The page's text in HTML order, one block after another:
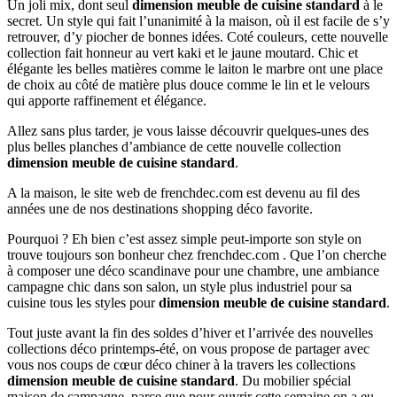
Un joli mix, dont seul dimension meuble de cuisine standard à le
secret. Un style qui fait l’unanimité à la maison, où il est facile de s’y
retrouver, d’y piocher de bonnes idées. Coté couleurs, cette nouvelle
collection fait honneur au vert kaki et le jaune moutard. Chic et
élégante les belles matières comme le laiton le marbre ont une place
de choix au côté de matière plus douce comme le lin et le velours
qui apporte raffinement et élégance.
Allez sans plus tarder, je vous laisse découvrir quelques-unes des
plus belles planches d’ambiance de cette nouvelle collection
dimension meuble de cuisine standard.
A la maison, le site web de frenchdec.com est devenu au fil des
années une de nos destinations shopping déco favorite.
Pourquoi ? Eh bien c’est assez simple peut-importe son style on
trouve toujours son bonheur chez frenchdec.com . Que l’on cherche
à composer une déco scandinave pour une chambre, une ambiance
campagne chic dans son salon, un style plus industriel pour sa
cuisine tous les styles pourdimension meuble de cuisine standard.
Tout juste avant la fin des soldes d’hiver et l’arrivée des nouvelles
collections déco printemps-été, on vous propose de partager avec
vous nos coups de cœur déco chiner à la travers les collections
dimension meuble de cuisine standard. Du mobilier spécial